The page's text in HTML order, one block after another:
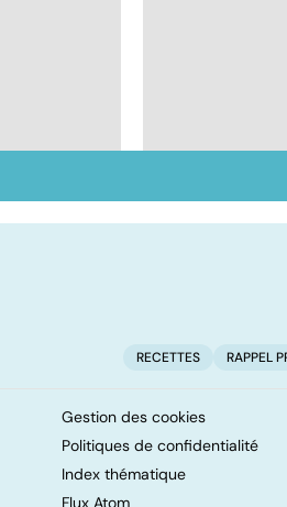
RECETTES RAPPEL
Gestion des cookies
Politiques de confidentialité
Index thématique
Flux Atom